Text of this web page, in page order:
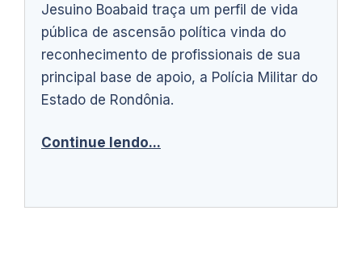
Jesuino Boabaid traça um perfil de vida
pública de ascensão política vinda do
reconhecimento de profissionais de sua
principal base de apoio, a Polícia Militar do
Estado de Rondônia.
Continue lendo...